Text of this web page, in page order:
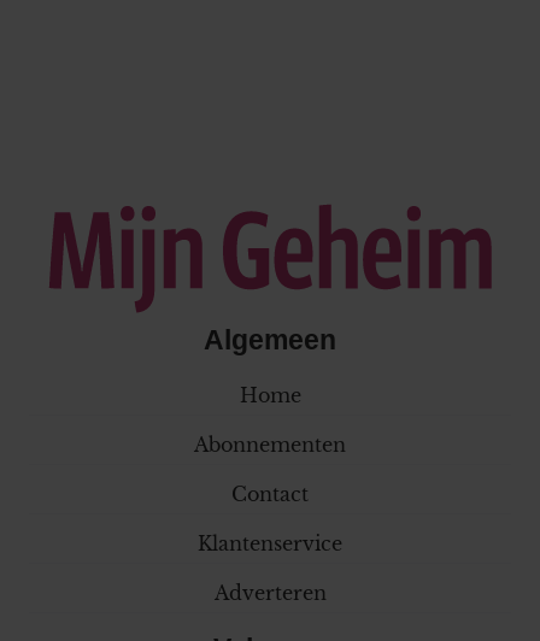
Algemeen
Home
Abonnementen
Contact
Klantenservice
Adverteren